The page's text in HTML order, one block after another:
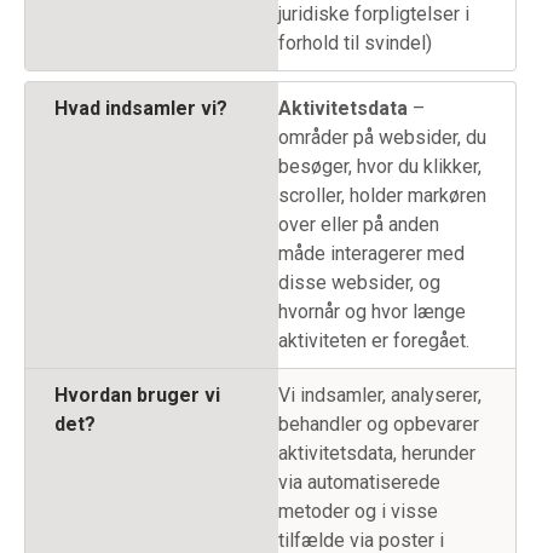
juridiske forpligtelser i
forhold til svindel)
Hvad indsamler vi? Aktivitetsdata –
områder på websider, du
besøger, hvor du klikker,
scroller, holder markøren
over eller på anden
måde interagerer med
disse websider, og
hvornår og hvor længe
aktiviteten er foregået.
Hvordan bruger vi
det?
Vi indsamler, analyserer,
behandler og opbevarer
aktivitetsdata, herunder
via automatiserede
metoder og i visse
tilfælde via poster i